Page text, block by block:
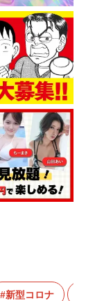
新型コロナ